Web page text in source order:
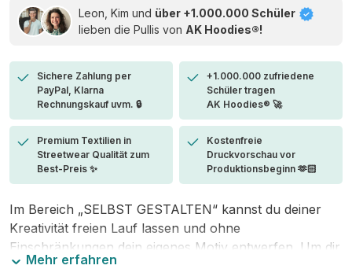
Leon, Kim und über +1.000.000 Schüler
lieben die Pullis von AK Hoodies®!
Sichere Zahlung per
PayPal, Klarna
Rechnungskauf uvm. 🔒
+1.000.000 zufriedene
Schüler tragen
AK Hoodies® 🚀
Premium Textilien in
Streetwear Qualität zum
Best-Preis ✨
Kostenfreie
Druckvorschau vor
Produktionsbeginn 🫶🏻
Im Bereich „SELBST GESTALTEN“ kannst du deiner
Kreativität freien Lauf lassen und ohne
Einschränkungen dein eigenes Motiv entwerfen. Um dir
Mehr erfahren